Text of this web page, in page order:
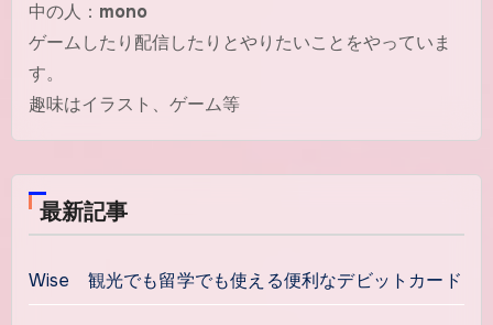
中の人： mono
ゲームしたり配信したりとやりたいことをやっていま
す。
趣味はイラスト、ゲーム等
最新記事
Wise 観光でも留学でも使える便利なデビットカード